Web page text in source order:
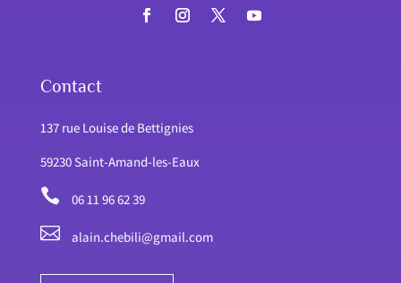
Contact
137 rue Louise de Bettignies
59230 Saint-Amand-les-Eaux
 06 11 96 62 39
 alain.chebili@gmail.com